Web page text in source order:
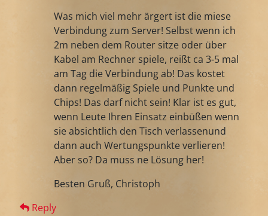
Was mich viel mehr ärgert ist die miese
Verbindung zum Server! Selbst wenn ich
2m neben dem Router sitze oder über
Kabel am Rechner spiele, reißt ca 3-5 mal
am Tag die Verbindung ab! Das kostet
dann regelmäßig Spiele und Punkte und
Chips! Das darf nicht sein! Klar ist es gut,
wenn Leute Ihren Einsatz einbüßen wenn
sie absichtlich den Tisch verlassenund
dann auch Wertungspunkte verlieren!
Aber so? Da muss ne Lösung her!
Besten Gruß, Christoph
Reply